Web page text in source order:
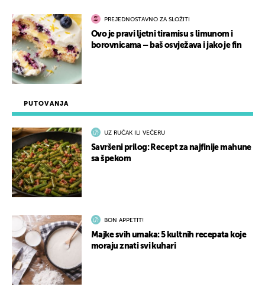
PUTOVANJA
UZ RUČAK ILI VEČERU
Savršeni prilog: Recept za najfinije mahune
sa špekom
BON APPETIT!
Majke svih umaka: 5 kultnih recepata koje
moraju znati svi kuhari
PREJEDNOSTAVNO ZA SLOŽITI
Ovo je pravi ljetni tiramisu s limunom i
borovnicama – baš osvježava i jako je fin